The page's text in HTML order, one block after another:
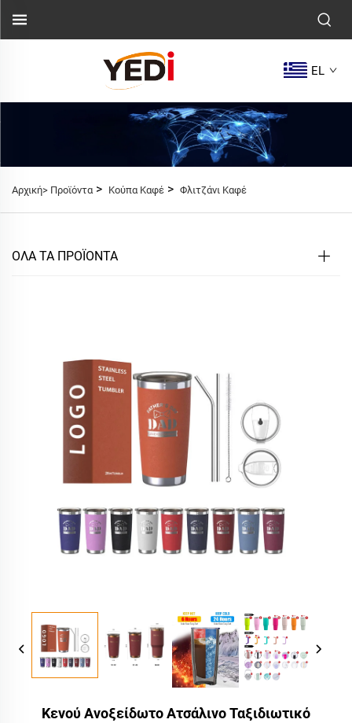
EL
Αρχική> Προϊόντα > Κούπα Καφέ > Φλιτζάνι Καφέ
ΟΛΑ ΤΑ ΠΡΟΪΟΝΤΑ
Κενού Ανοξείδωτο Ατσάλινο Ταξιδιωτικό